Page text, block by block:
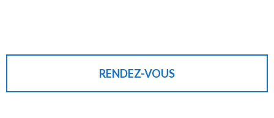
RENDEZ-VOUS